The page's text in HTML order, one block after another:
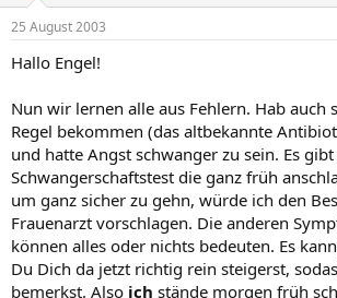
25 August 2003
Hallo Engel!
Nun wir lernen alle aus Fehlern. Hab auch
Regel bekommen (das altbekannte
und hatte Angst schwanger zu sein. Es
Schwangerschaftstest die ganz früh
um ganz sicher zu gehn, würde ich den
Frauenarzt vorschlagen. Die anderen
können alles oder nichts bedeuten. Es
Du Dich da jetzt richtig rein steigerst,
bemerkst. Also ich stände morgen früh